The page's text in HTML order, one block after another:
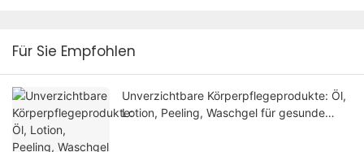
Für Sie Empfohlen
Unverzichtbare Körperpflegeprodukte: Öl,
Lotion, Peeling, Waschgel für gesunde